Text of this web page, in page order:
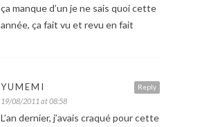
ça manque d’un je ne sais quoi cette
année, ça fait vu et revu en fait
Reply
YUMEMI
19/08/2011 at 08:58
L’an dernier, j’avais craqué pour cette